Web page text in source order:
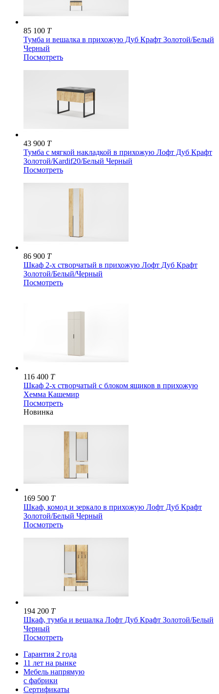
85 100 T
Тумба и вешалка в прихожую Дуб Крафт Золотой/Белый
Черный
Посмотреть
43 900 T
Тумба с мягкой накладкой в прихожую Лофт Дуб Крафт
Золотой/Kardif20/Белый Черный
Посмотреть
86 900 T
Шкаф 2-х створчатый в прихожую Лофт Дуб Крафт
Золотой/Белый/Черный
Посмотреть
116 400 T
Шкаф 2-х створчатый с блоком ящиков в прихожую
Хемма Кашемир
Посмотреть
Новинка
169 500 T
Шкаф, комод и зеркало в прихожую Лофт Дуб Крафт
Золотой/Белый Черный
Посмотреть
194 200 T
Шкаф, тумба и вешалка Лофт Дуб Крафт Золотой/Белый
Черный
Посмотреть
Гарантия 2 года
11 лет на рынке
Мебель напрямую
с фабрики
Сертификаты